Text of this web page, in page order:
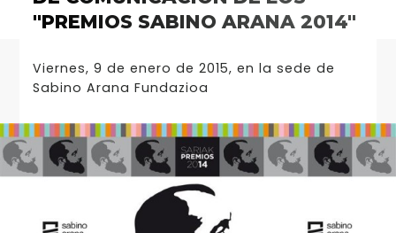
"PREMIOS SABINO ARANA 2014"
Viernes, 9 de enero de 2015, en la sede de
Sabino Arana Fundazioa